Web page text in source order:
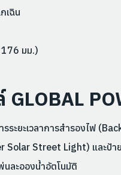
เฉิน
มม.)
GLOBAL
ระยะเวลาการสำรองไฟ
Solar Street Light) และป้า
ละอองน้ำอัตโนมัติ